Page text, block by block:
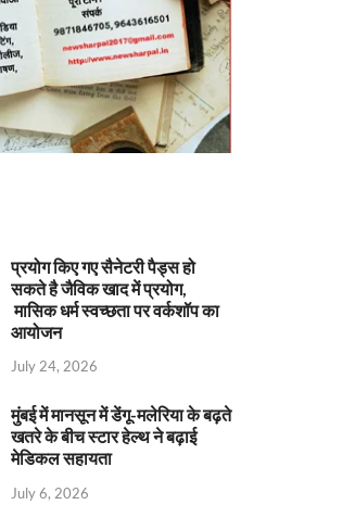
प्रयोग किए गए सैनेटरी पैड्स हो
सकते है जैविक खाद में प्रयोग,
मासिक धर्म स्वच्छता पर वर्कशॉप का
आयोजन
July 24, 2026
मुंबई में मानसून में डेंगू-मलेरिया के बढ़ते
खतरे के बीच स्टार हेल्थ ने बढ़ाई
मेडिकल सहायता
July 6, 2026